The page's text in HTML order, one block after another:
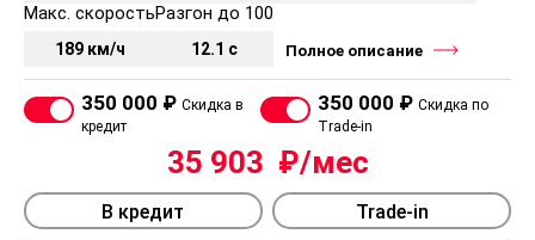
Макс. скорость
189 км/ч
Разгон до 100
12.1 с Полное описание
350 000 ₽ Скидка в
кредит
350 000 ₽ Скидка по
Trade-in
35 903
В кредит Trade-in